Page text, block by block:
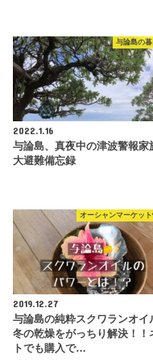
与論島の暮
2022.1.16
与論島、真夜中の津波警報家
大避難備忘録
オーシャンマーケッ
2019.12.27
与論島の純粋スクワランオイ
冬の乾燥をがっちり解決！！
トでも購入で…